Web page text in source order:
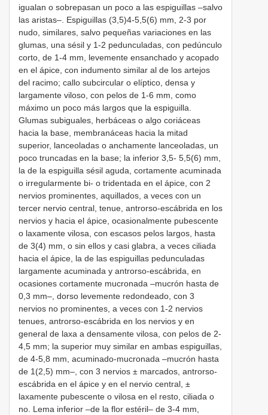
igualan o sobrepasan un poco a las espiguillas –salvo
las aristas–. Espiguillas (3,5)4-5,5(6) mm, 2-3 por
nudo, similares, salvo pequeñas variaciones en las
glumas, una sésil y 1-2 pedunculadas, con pedúnculo
corto, de 1-4 mm, levemente ensanchado y acopado
en el ápice, con indumento similar al de los artejos
del racimo; callo subcircular o elíptico, densa y
largamente viloso, con pelos de 1-6 mm, como
máximo un poco más largos que la espiguilla.
Glumas subiguales, herbáceas o algo coriáceas
hacia la base, membranáceas hacia la mitad
superior, lanceoladas o anchamente lanceoladas, un
poco truncadas en la base; la inferior 3,5- 5,5(6) mm,
la de la espiguilla sésil aguda, cortamente acuminada
o irregularmente bi- o tridentada en el ápice, con 2
nervios prominentes, aquillados, a veces con un
tercer nervio central, tenue, antrorso-escábrida en los
nervios y hacia el ápice, ocasionalmente pubescente
o laxamente vilosa, con escasos pelos largos, hasta
de 3(4) mm, o sin ellos y casi glabra, a veces ciliada
hacia el ápice, la de las espiguillas pedunculadas
largamente acuminada y antrorso-escábrida, en
ocasiones cortamente mucronada –mucrón hasta de
0,3 mm–, dorso levemente redondeado, con 3
nervios no prominentes, a veces con 1-2 nervios
tenues, antrorso-escábrida en los nervios y en
general de laxa a densamente vilosa, con pelos de 2-
4,5 mm; la superior muy similar en ambas espiguillas,
de 4-5,8 mm, acuminado-mucronada –mucrón hasta
de 1(2,5) mm–, con 3 nervios ± marcados, antrorso-
escábrida en el ápice y en el nervio central, ±
laxamente pubescente o vilosa en el resto, ciliada o
no. Lema inferior –de la flor estéril– de 3-4 mm,